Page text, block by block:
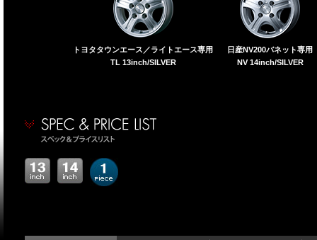
トヨタタウンエース／ライトエース専用
TL 13inch/SILVER
日産NV200バネット専用
NV 14inch/SILVER